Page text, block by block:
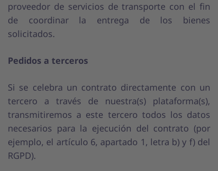
proveedor de servicios de transporte con el fin
de coordinar la entrega de los bienes
solicitados.
Pedidos a terceros
Si se celebra un contrato directamente con un
tercero a través de nuestra(s) plataforma(s),
transmitiremos a este tercero todos los datos
necesarios para la ejecución del contrato (por
ejemplo, el artículo 6, apartado 1, letra b) y f) del
RGPD).